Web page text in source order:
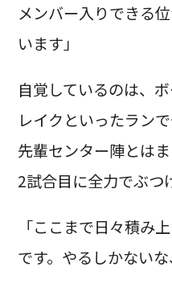
メンバー入りできる
います」
自覚しているのは、
レイクといったラン
先輩センター陣とは
2試合目に全力でぶつ
「ここまで日々積み
です。やるしかない